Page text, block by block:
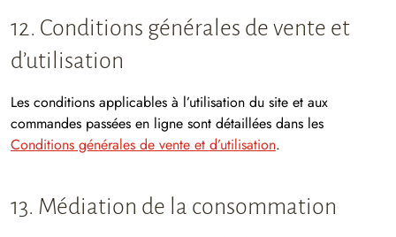
12. Conditions générales de vente et
d’utilisation
Les conditions applicables à l’utilisation du site et aux
commandes passées en ligne sont détaillées dans les
Conditions générales de vente et d’utilisation.
13. Médiation de la consommation